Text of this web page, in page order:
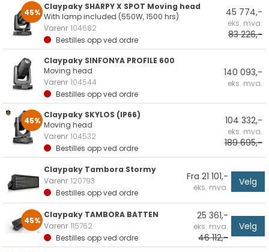
45%
Claypaky SHARPY X SPOT Moving head
With lamp included (550W, 1500 hrs)
Varenr 104682
Bestilles opp ved ordre
45 774,-
eks. mva.
83 226,-
Claypaky SINFONYA PROFILE 600
Moving head
Varenr 104544
Bestilles opp ved ordre
140 093,-
eks. mva.
45%
Claypaky SKYLOS (IP66)
Moving head
Varenr 104532
Bestilles opp ved ordre
104 332,-
eks. mva.
189 695,-
Claypaky Tambora Stormy
Varenr 120793
Bestilles opp ved ordre
Fra 21 101,-
eks. mva. Velg
45%
Claypaky TAMBORA BATTEN
Varenr 115762
Bestilles opp ved ordre
25 361,-
eks. mva.
46 112,-
Velg